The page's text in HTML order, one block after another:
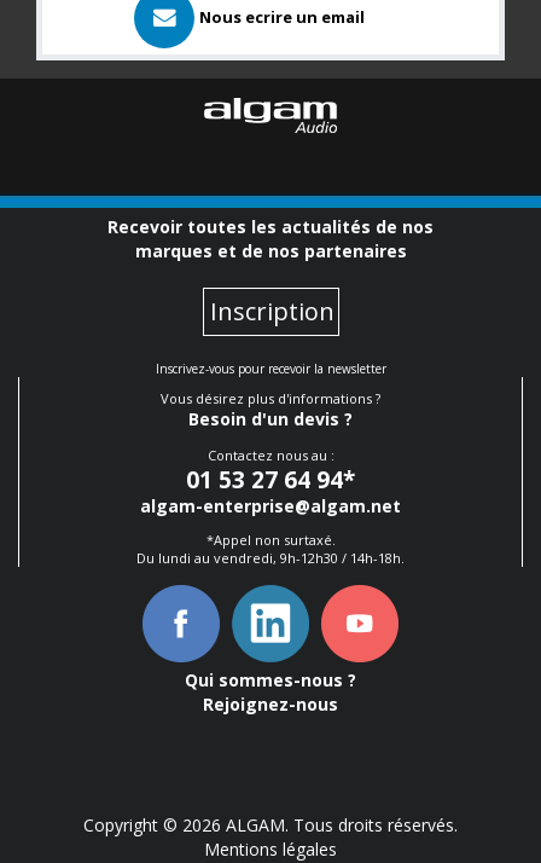
Nous ecrire un email
Recevoir toutes les actualités de nos
marques et de nos partenaires
Inscription
Inscrivez-vous pour recevoir la newsletter
Vous désirez plus d'informations ?
Besoin d'un devis ?
Contactez nous au :
01 53 27 64 94*
algam-enterprise@algam.net
*Appel non surtaxé.
Du lundi au vendredi, 9h-12h30 / 14h-18h.
Qui sommes-nous ?
Rejoignez-nous
Copyright © 2026 ALGAM. Tous droits réservés.
Mentions légales